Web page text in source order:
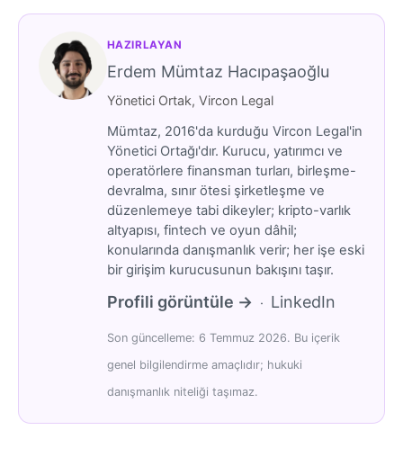
HAZIRLAYAN
Erdem Mümtaz Hacıpaşaoğlu
Yönetici Ortak, Vircon Legal
Mümtaz, 2016'da kurduğu Vircon Legal'in
Yönetici Ortağı'dır. Kurucu, yatırımcı ve
operatörlere finansman turları, birleşme-
devralma, sınır ötesi şirketleşme ve
düzenlemeye tabi dikeyler; kripto-varlık
altyapısı, fintech ve oyun dâhil;
konularında danışmanlık verir; her işe eski
bir girişim kurucusunun bakışını taşır.
Profili görüntüle → · LinkedIn
Son güncelleme: 6 Temmuz 2026. Bu içerik
genel bilgilendirme amaçlıdır; hukuki
danışmanlık niteliği taşımaz.